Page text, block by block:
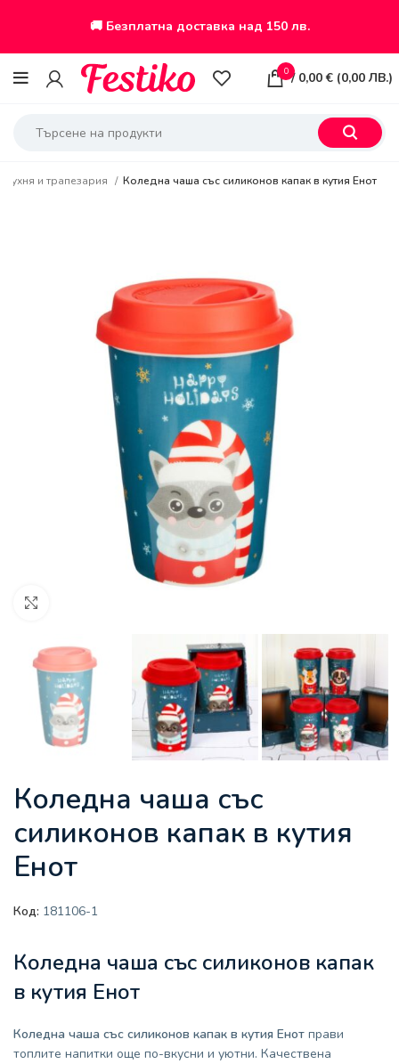
🚚 Безплатна доставка над 150 лв.
0 / 0,00€ (0,00 ЛВ.)
кухня и трапезария Коледна чаша със силиконов капак в кутия Енот
Коледна чаша със
силиконов капак в кутия
Енот
Код: 181106-1
Коледна чаша със силиконов капак
в кутия Енот
Коледна чаша със силиконов капак в кутия Енот прави
топлите напитки още по-вкусни и уютни. Качествена